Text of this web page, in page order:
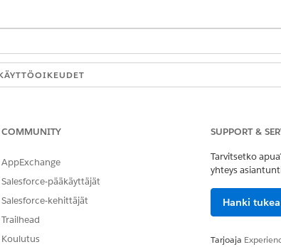
.
COMMUNITY
AppExchange
Salesforce-pääkäyttäjät
Salesforce-kehittäjät
Trailhead
Koulutus
SUPPORT &
Tarvitsetko
yhteys
Hanki tukea
Tarjoaja